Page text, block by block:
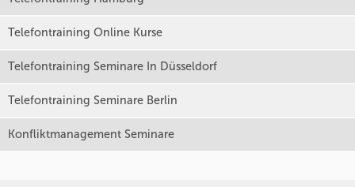
Telefontraining Online Kurse
Telefontraining Seminare In Düsseldorf
Telefontraining Seminare Berlin
Konfliktmanagement Seminare